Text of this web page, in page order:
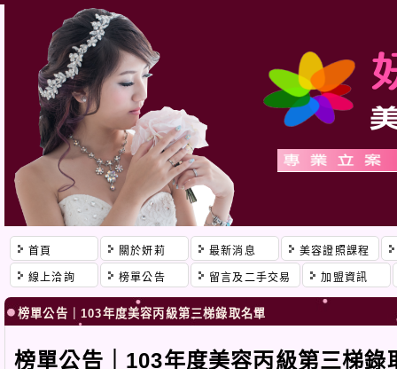
首頁 關於妍莉 最新消息 美容證照課程
線上洽詢 榜單公告 留言及二手交易 加盟資訊
榜單公告｜103年度美容丙級第三梯錄取名單
榜單公告｜103年度美容丙級第三梯錄